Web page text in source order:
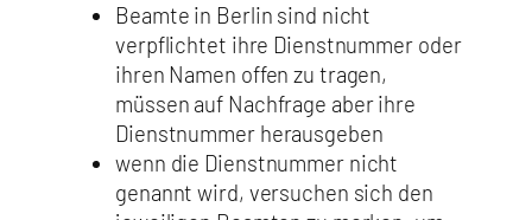
Beamte in Berlin sind nicht
verpflichtet ihre Dienstnummer oder
ihren Namen offen zu tragen,
müssen auf Nachfrage aber ihre
Dienstnummer herausgeben
wenn die Dienstnummer nicht
genannt wird, versuchen sich den